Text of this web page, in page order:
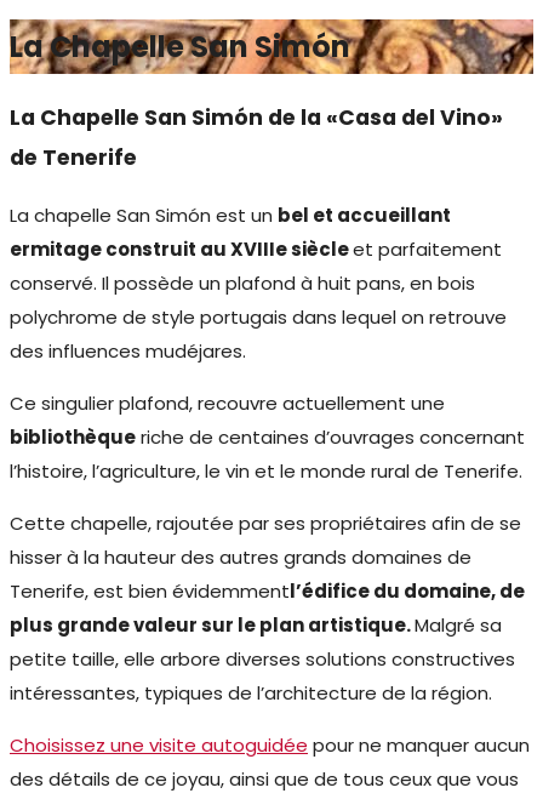
La Chapelle San Simón
La Chapelle San Simón de la «Casa del Vino»
de Tenerife
La chapelle San Simón est un bel et accueillant
ermitage construit au XVIIIe siècleet parfaitement
conservé. Il possède un plafond à huit pans, en bois
polychrome de style portugais dans lequel on retrouve
des influences mudéjares.
Ce singulier plafond, recouvre actuellement une
bibliothèqueriche de centaines d’ouvrages concernant
l’histoire, l’agriculture, le vin et le monde rural de Tenerife.
Cette chapelle, rajoutée par ses propriétaires afin de se
hisser à la hauteur des autres grands domaines de
Tenerife, est bien évidemmentl’édifice du domaine, de
plus grande valeur sur le plan artistique.Malgré sa
petite taille, elle arbore diverses solutions constructives
intéressantes, typiques de l’architecture de la région.
Choisissez une visite autoguidée pour ne manquer aucun
des détails de ce joyau, ainsi que de tous ceux que vous